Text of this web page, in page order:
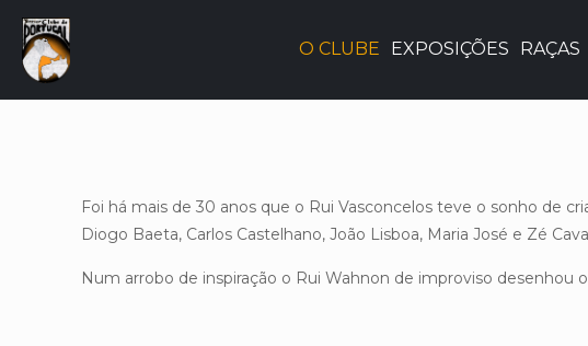
O CLUBE EXPOSIÇÕES RAÇAS
Foi há mais de 30 anos que o Rui Vasconcelos teve o sonho de
Diogo Baeta, Carlos Castelhano, João Lisboa, Maria José e Zé
Num arrobo de inspiração o Rui Wahnon de improviso desenhou